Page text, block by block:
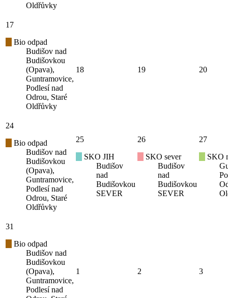
Oldřůvky
17
Bio odpad
Budišov nad
Budišovkou
(Opava),
Guntramovice,
Podlesí nad
Odrou, Staré
Oldřůvky
18 19 20
24
Bio odpad
Budišov nad
Budišovkou
(Opava),
Guntramovice,
Podlesí nad
Odrou, Staré
Oldřůvky
25
SKO JIH
Budišov
nad
Budišovkou
SEVER
26
SKO sever
Budišov
nad
Budišovkou
SEVER
27
SKO
31
Bio odpad
Budišov nad
Budišovkou
(Opava),
Guntramovice,
Podlesí nad
1 2 3